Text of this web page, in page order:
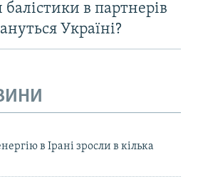
в партнерів
Україні?
в Ірані зросли в кілька